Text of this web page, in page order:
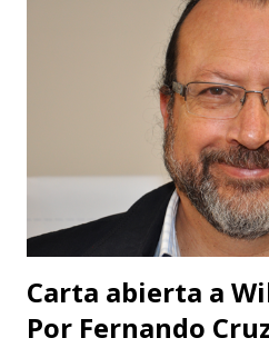
festival, ¿no hay en Santander
organizar un evento de esta
en publicidad y grandes
intención de traer cultura a
público de un modo
gente que ha tenido acceso a
tenido no son tan ciegos para
que no se crea que...
Carta abierta a
Por Fernando